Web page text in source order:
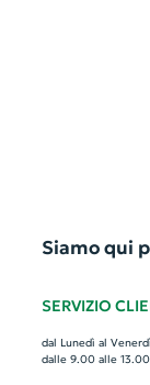
Siamo qui
SERVIZIO
dal Lunedì al
dalle 9.00 alle